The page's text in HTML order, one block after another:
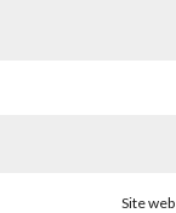
Site web